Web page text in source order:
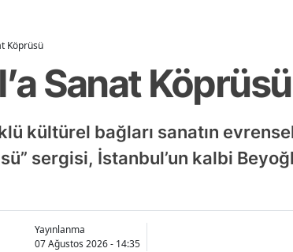
Köprüsü
Sanat Köprüsü
kültürel bağları sanatın
sergisi, İstanbul’un kalbi
Yayınlanma
07 Ağustos 2026 - 14:35